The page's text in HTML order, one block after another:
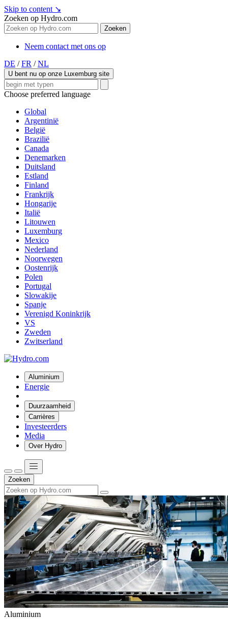
Skip to content ↘
Zoeken op Hydro.com
Zoeken
Neem contact met ons op
DE / FR / NL
U bent nu op onze Luxemburg site
Choose preferred language
Global
Argentinië
België
Brazilië
Canada
Denemarken
Duitsland
Estland
Finland
Frankrijk
Hongarije
Italië
Litouwen
Luxemburg
Mexico
Nederland
Noorwegen
Oostenrijk
Polen
Portugal
Slowakije
Spanje
Verenigd Koninkrijk
VS
Zweden
Zwitserland
Aluminium
Energie
Duurzaamheid
Carrières
Investeerders
Media
Over Hydro
Zoeken
Aluminium